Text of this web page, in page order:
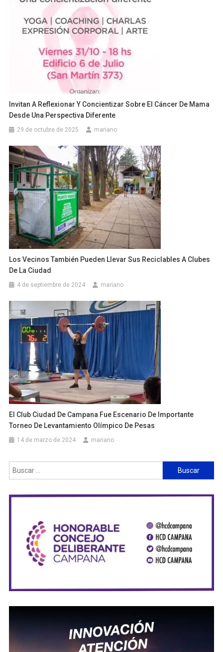
Invitan A Reflexionar Y Concientizar Sobre El Cáncer De Mama
Desde Una Perspectiva Diferente
29 de octubre de 2025 mariano
Los Vecinos También Pueden Llevar Sus Reciclables A Clubes
De La Ciudad
4 de septiembre de 2024 mariano
El Club Ciudad De Campana Fue Escenario De Importante
Torneo De Levantamiento Olímpico De Pesas
14 de marzo de 2024 mariano
Buscar: